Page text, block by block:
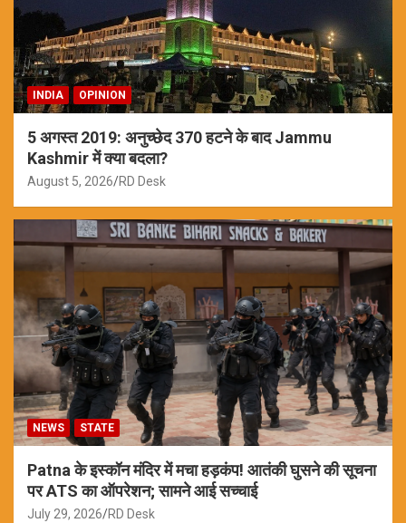
INDIA OPINION
5 अगस्त 2019: अनुच्छेद 370 हटने के बाद Jammu
Kashmir में क्या बदला?
August 5, 2026 RD Desk
NEWS STATE
Patna के इस्कॉन मंदिर में मचा हड़कंप! आतंकी घुसने की सूचना
पर ATS का ऑपरेशन; सामने आई सच्चाई
July 29, 2026 RD Desk